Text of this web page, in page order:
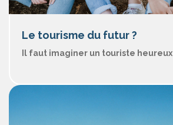
Le tourisme du futur ?
Il faut imaginer un touriste heureux